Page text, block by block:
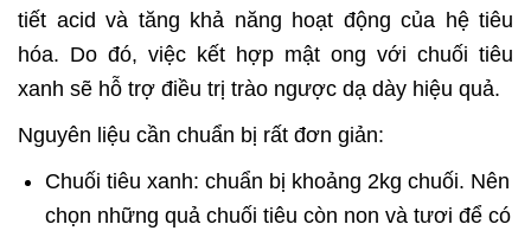
tiết acid và tăng khả năng hoạt động của hệ tiêu
hóa. Do đó, việc kết hợp mật ong với chuối tiêu
xanh sẽ hỗ trợ điều trị trào ngược dạ dày hiệu quả.
Nguyên liệu cần chuẩn bị rất đơn giản:
Chuối tiêu xanh: chuẩn bị khoảng 2kg chuối. Nên
chọn những quả chuối tiêu còn non và tươi để có